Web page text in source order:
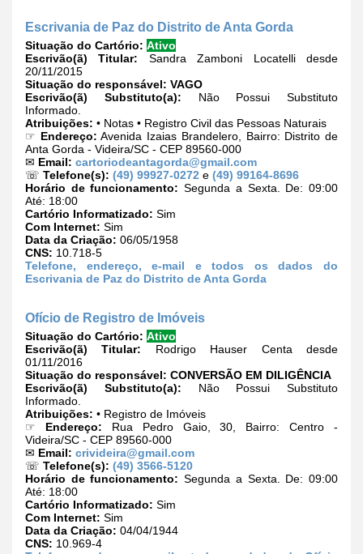
Escrivania de Paz do Distrito de Anta Gorda
Situação do Cartório: Ativo
Escrivão(ã) Titular: Sandra Zamboni Locatelli desde
20/11/2015
Situação do responsável: VAGO
Escrivão(ã) Substituto(a): Não Possui Substituto
Informado.
Atribuições: • Notas • Registro Civil das Pessoas Naturais
☞ Endereço: Avenida Izaias Brandelero, Bairro: Distrito de
Anta Gorda - Videira/SC - CEP 89560-000
✉ Email: cartoriodeantagorda@gmail.com
☏ Telefone(s): (49) 99927-0272 e (49) 99164-8696
Horário de funcionamento: Segunda a Sexta. De: 09:00
Até: 18:00
Cartório Informatizado: Sim
Com Internet: Sim
Data da Criação: 06/05/1958
CNS: 10.718-5
Telefone, endereço, e-mail e todos os dados do
Escrivania de Paz do Distrito de Anta Gorda
Ofício de Registro de Imóveis
Situação do Cartório: Ativo
Escrivão(ã) Titular: Rodrigo Hauser Centa desde
01/11/2016
Situação do responsável: CONVERSÃO EM DILIGÊNCIA
Escrivão(ã) Substituto(a): Não Possui Substituto
Informado.
Atribuições: • Registro de Imóveis
☞ Endereço: Rua Pedro Gaio, 30, Bairro: Centro -
Videira/SC - CEP 89560-000
✉ Email: crivideira@gmail.com
☏ Telefone(s): (49) 3566-5120
Horário de funcionamento: Segunda a Sexta. De: 09:00
Até: 18:00
Cartório Informatizado: Sim
Com Internet: Sim
Data da Criação: 04/04/1944
CNS: 10.969-4